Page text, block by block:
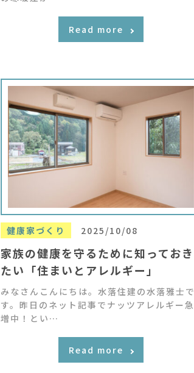
Read more
健康家づくり 2025/10/08
家族の健康を守るために知っておき
たい「住まいとアレルギー」
みなさんこんにちは。水落住建の水落雅士で
す。昨日のネット記事でナッツアレルギー急
増中！とい…
Read more